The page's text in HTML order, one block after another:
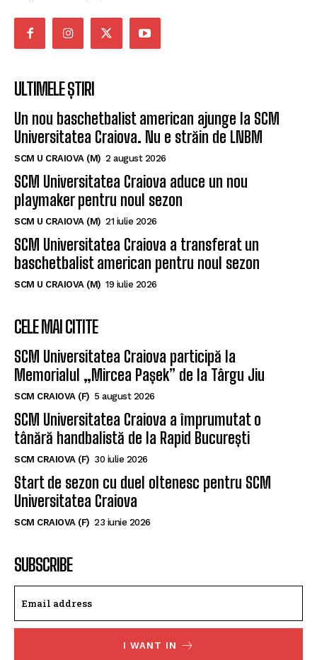
ULTIMELE ȘTIRI
Un nou baschetbalist american ajunge la SCM
Universitatea Craiova. Nu e străin de LNBM
SCM U CRAIOVA (M) 2 august 2026
SCM Universitatea Craiova aduce un nou
playmaker pentru noul sezon
SCM U CRAIOVA (M) 21 iulie 2026
SCM Universitatea Craiova a transferat un
baschetbalist american pentru noul sezon
SCM U CRAIOVA (M) 19 iulie 2026
CELE MAI CITITE
SCM Universitatea Craiova participă la
Memorialul „Mircea Pașek” de la Târgu Jiu
SCM CRAIOVA (F) 5 august 2026
SCM Universitatea Craiova a împrumutat o
tânără handbalistă de la Rapid București
SCM CRAIOVA (F) 30 iulie 2026
Start de sezon cu duel oltenesc pentru SCM
Universitatea Craiova
SCM CRAIOVA (F) 23 iunie 2026
SUBSCRIBE
I WANT IN